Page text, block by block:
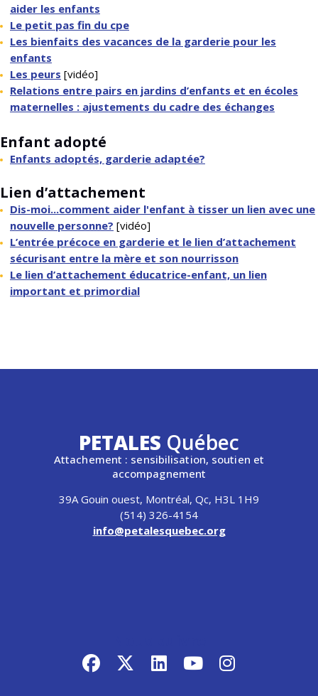
aider les enfants
Le petit pas fin du cpe
Les bienfaits des vacances de la garderie pour les
enfants
Les peurs [vidéo]
Relations entre pairs en jardins d’enfants et en écoles
maternelles : ajustements du cadre des échanges
Enfant adopté
Enfants adoptés, garderie adaptée?
Lien d’attachement
Dis-moi...comment aider l'enfant à tisser un lien avec une
nouvelle personne? [vidéo]
L’entrée précoce en garderie et le lien d’attachement
sécurisant entre la mère et son nourrisson
Le lien d’attachement éducatrice-enfant, un lien
important et primordial
PETALES Québec
Attachement : sensibilisation, soutien et
accompagnement
39A Gouin ouest, Montréal, Qc, H3L 1H9
(514) 326-4154
info@petalesquebec.org
facebookx-twitter
linkedinyoutubeinstagram